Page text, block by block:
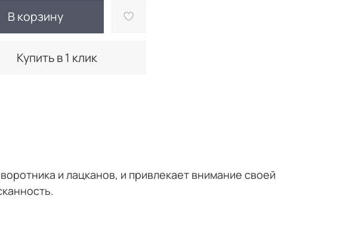
В корзину
Купить в 1 клик
и лацканов, и привлекает внимание своей